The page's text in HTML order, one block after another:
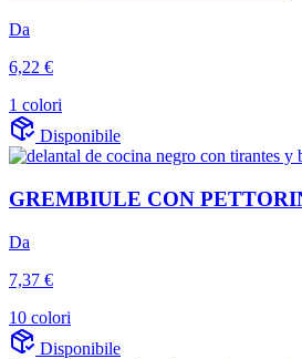
Da
6,22 €
1 colori
Disponibile
GREMBIULE CON
Da
7,37 €
10 colori
Disponibile